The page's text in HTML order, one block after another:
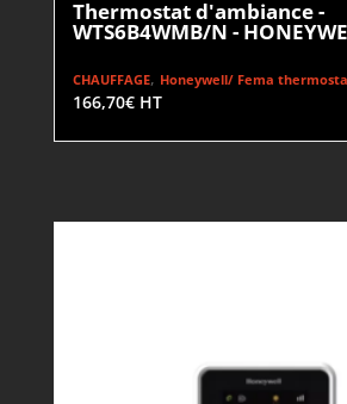
Thermostat d'ambiance -
WTS6B4WMB/N -
CHAUFFAGE, Honeywell/ Fema
166,70€ HT